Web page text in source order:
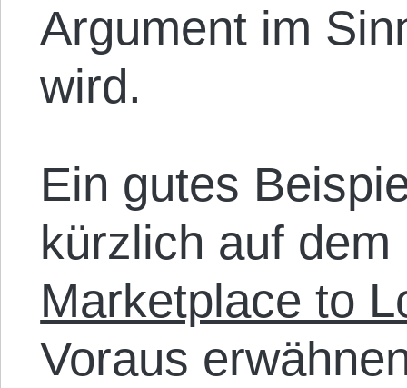
Argument im
wird.
Ein gutes
kürzlich auf dem
Marketplace to
Voraus